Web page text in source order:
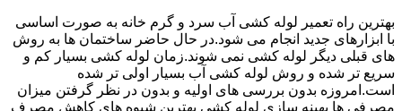
بهترین راه تعمیر لوله کشی آب سرد و گرم خانه به صورت اساسی
با ابزارهای جدید انجام می شود.در حال حاضر ساختمان ها به روش
های قبلی دیگر لوله کشی نمی شوند.زمان لوله کشی بسیار کم و
سریع تر شده و روش لوله کشی آب بسیار اولی تر شده
است.امروزه بدون بررسی های اولیه و بدون در نظر گرفتن میزان
مصرفی ها بهینه سازی لوله کشی بهترین شیوه های کاهش مصرف